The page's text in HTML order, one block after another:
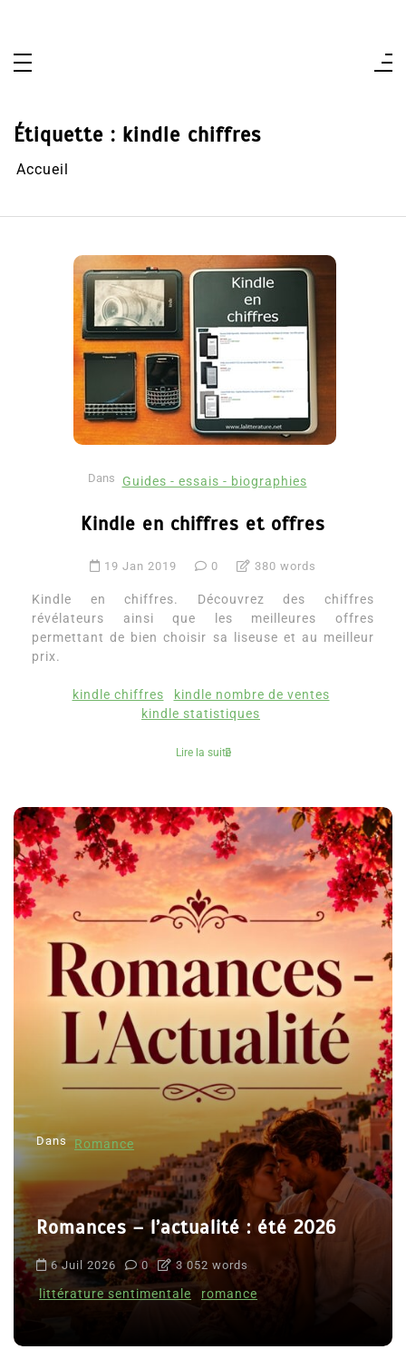
Étiquette : kindle chiffres
Accueil
Dans Guides - essais - biographies
Kindle en chiffres et offres
19 Jan 2019 0 380 words
Kindle en chiffres. Découvrez des chiffres
révélateurs ainsi que les meilleures offres
permettant de bien choisir sa liseuse et au meilleur
prix.
kindle chiffres
kindle nombre de ventes
kindle statistiques
Lire la suite
Dans Romance
Romances – l’actualité : été 2026
6 Juil 2026 0 3 052 words
littérature sentimentale romance